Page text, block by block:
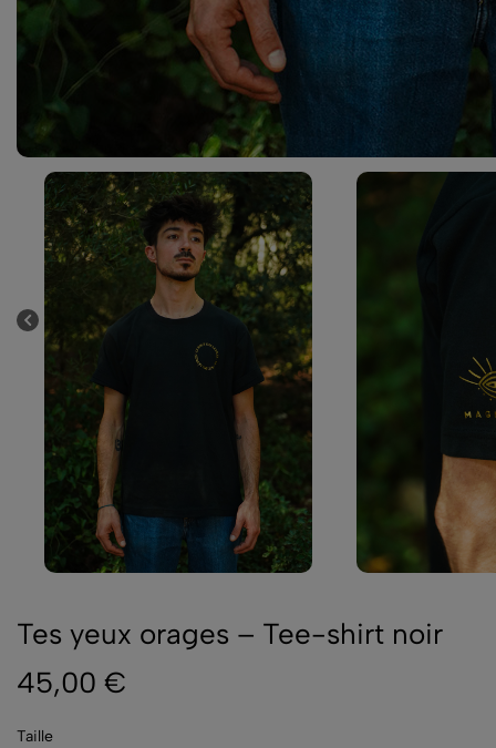
Tes yeux orages – Tee-shirt noir
45,00 €
Taille